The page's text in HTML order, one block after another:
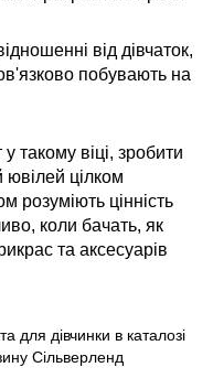
від дівчаток,
побувають на
такому віці, зробити
цілком
розуміють цінність
коли бачать, як
та аксесуарів